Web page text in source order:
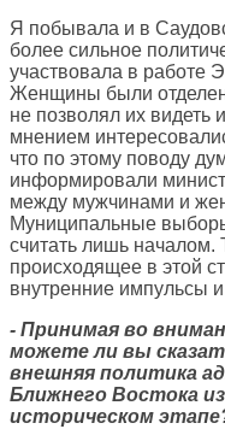
Я побывала и в
более сильное
участвовала в работе
Женщины были
не позволял их видеть
мнением
что по этому поводу
информировали
между мужчинами и
Муниципальные
считать лишь началом.
происходящее в этой
внутренние импульсы
- Принимая во
можете ли вы
внешняя политика
Ближнего Востока
историческом